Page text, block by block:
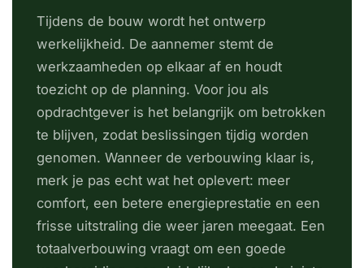
Tijdens de bouw wordt het ontwerp
werkelijkheid. De aannemer stemt de
werkzaamheden op elkaar af en houdt
toezicht op de planning. Voor jou als
opdrachtgever is het belangrijk om betrokken
te blijven, zodat beslissingen tijdig worden
genomen. Wanneer de verbouwing klaar is,
merk je pas echt wat het oplevert: meer
comfort, een betere energieprestatie en een
frisse uitstraling die weer jaren meegaat. Een
totaalverbouwing vraagt om een goede